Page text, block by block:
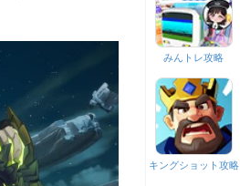
みんトレ攻略
キングショット攻略